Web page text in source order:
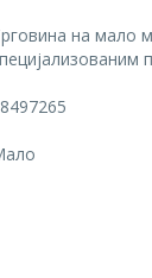
на мало